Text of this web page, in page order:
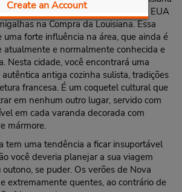
Create an Account
por 40 anos antes que os EUA
na Compra da Louisiana. Essa
uma forte influência na área, que ainda é
atualmente e normalmente conhecida e
Nesta cidade, você encontrará uma
antiga cozinha sulista, tradições
francesa. É um coquetel cultural que
em nenhum outro lugar, servido com
em cada varanda decorada com
mármore.
tem uma tendência a ficar insuportável
você deveria planejar a sua viagem
se puder. Os verões de Nova
extremamente quentes, ao contrário de